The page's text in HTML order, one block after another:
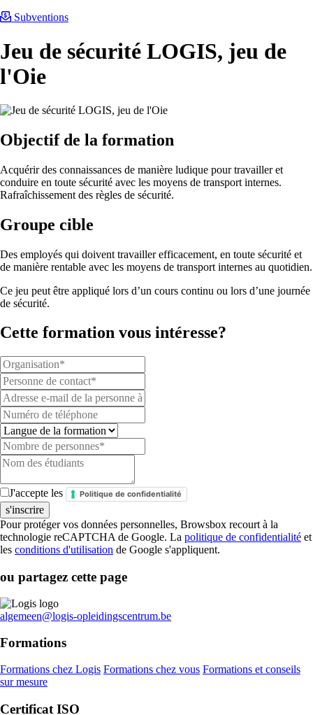
Subventions
Jeu de sécurité LOGIS, jeu de
l'Oie
Objectif de la formation
Acquérir des connaissances de manière ludique pour travailler et
conduire en toute sécurité avec les moyens de transport internes.
Rafraîchissement des règles de sécurité.
Groupe cible
Des employés qui doivent travailler efficacement, en toute sécurité et
de manière rentable avec les moyens de transport internes au quotidien.
Ce jeu peut être appliqué lors d’un cours continu ou lors d’une journée
de sécurité.
Cette formation vous intéresse?
J'accepte les Politique de confidentialité
Pour protéger vos données personnelles, Browsbox recourt à la
technologie reCAPTCHA de Google. La politique de confidentialité et
les conditions d'utilisation de Google s'appliquent.
ou partagez cette page
algemeen@logis-opleidingscentrum.be
Formations
Formations chez Logis Formations chez vous Formations et conseils
sur mesure
Certificat ISO